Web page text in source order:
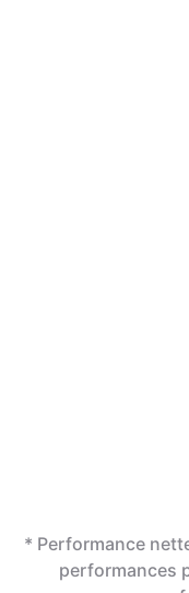
* Performance
performances